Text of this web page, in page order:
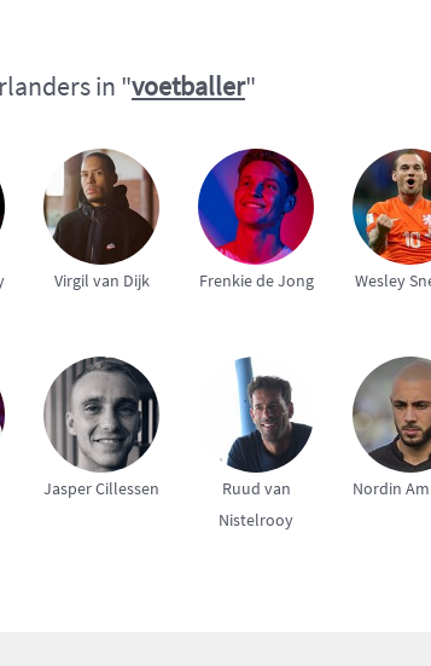
in "voetballer"
Virgil van Dijk Frenkie de Jong Wesley
Jasper Cillessen
Ruud van
Nistelrooy
Nordin